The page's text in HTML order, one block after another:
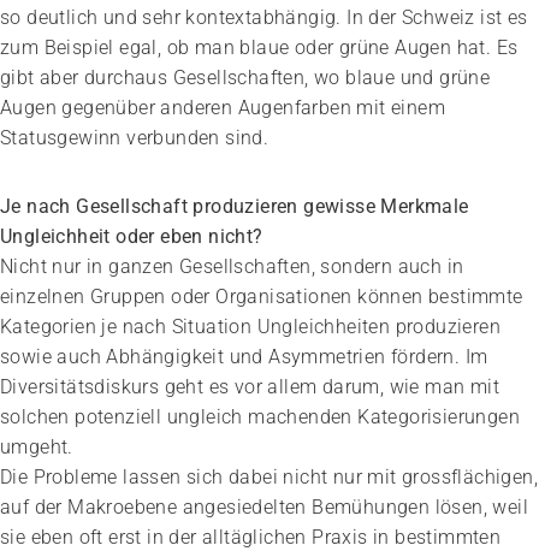
so deutlich und sehr kontextabhängig. In der Schweiz ist es
zum Beispiel egal, ob man blaue oder grüne Augen hat. Es
gibt aber durchaus Gesellschaften, wo blaue und grüne
Augen gegenüber anderen Augenfarben mit einem
Statusgewinn verbunden sind.
Je nach Gesellschaft produzieren gewisse Merkmale
Ungleichheit oder eben nicht?
Nicht nur in ganzen Gesellschaften, sondern auch in
einzelnen Gruppen oder Organisationen können bestimmte
Kategorien je nach Situation Ungleichheiten produzieren
sowie auch Abhängigkeit und Asymmetrien fördern. Im
Diversitätsdiskurs geht es vor allem darum, wie man mit
solchen potenziell ungleich machenden Kategorisierungen
umgeht.
Die Probleme lassen sich dabei nicht nur mit grossflächigen,
auf der Makroebene angesiedelten Bemühungen lösen, weil
sie eben oft erst in der alltäglichen Praxis in bestimmten